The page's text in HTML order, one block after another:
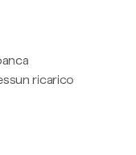
ricarico